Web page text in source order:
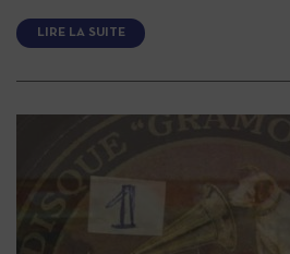
LIRE LA SUITE